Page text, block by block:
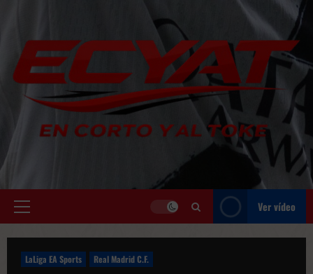
contenido
Menú
Ver vídeo
LaLiga EA Sports Real Madrid C.F.